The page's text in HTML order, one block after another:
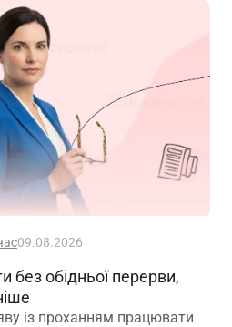
09.08.2026
обідньої перерви,
із проханням працювати